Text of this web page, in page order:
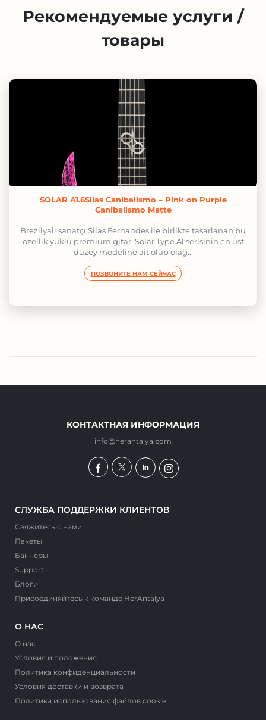
Рекомендуемые услуги /
товары
SOLAR A1.6Silas Canibalismo – Pink on Purple
Canibalismo Matte
Brezilyalı sanatçı Silas Fernandes ile birlikte tasarlanan bu
özellik yüklü premium gitar, Solar Type A1 serisinin en üst
düzey modeline ait olup olağ...
ПОЗВОНИТЕ НАМ СЕЙЧАС
КОНТАКТНАЯ ИНФОРМАЦИЯ
info@herantalya.com
СЛУЖБА ПОДДЕРЖКИ КЛИЕНТОВ
Свяжитесь с нами
Пакеты
Баннеры
Support
Блоги
Присоединяйтесь к команде HerAntalya
О НАС
О нас
Условия и положения
Политика конфиденциальности
Условия доставки и возврата
Политика использования файлов cookie